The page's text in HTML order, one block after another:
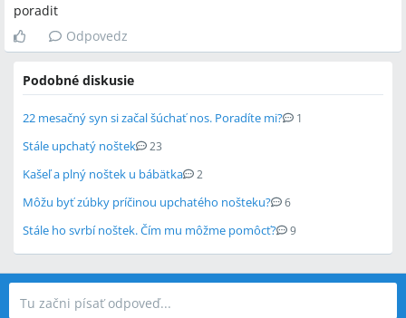
poradit
Odpovedz
Podobné diskusie
22 mesačný syn si začal šúchať nos. Poradíte mi? 1
Stále upchatý noštek 23
Kašeľ a plný noštek u bábätka 2
Môžu byť zúbky príčinou upchatého nošteku? 6
Stále ho svrbí noštek. Čím mu môžme pomôcť? 9